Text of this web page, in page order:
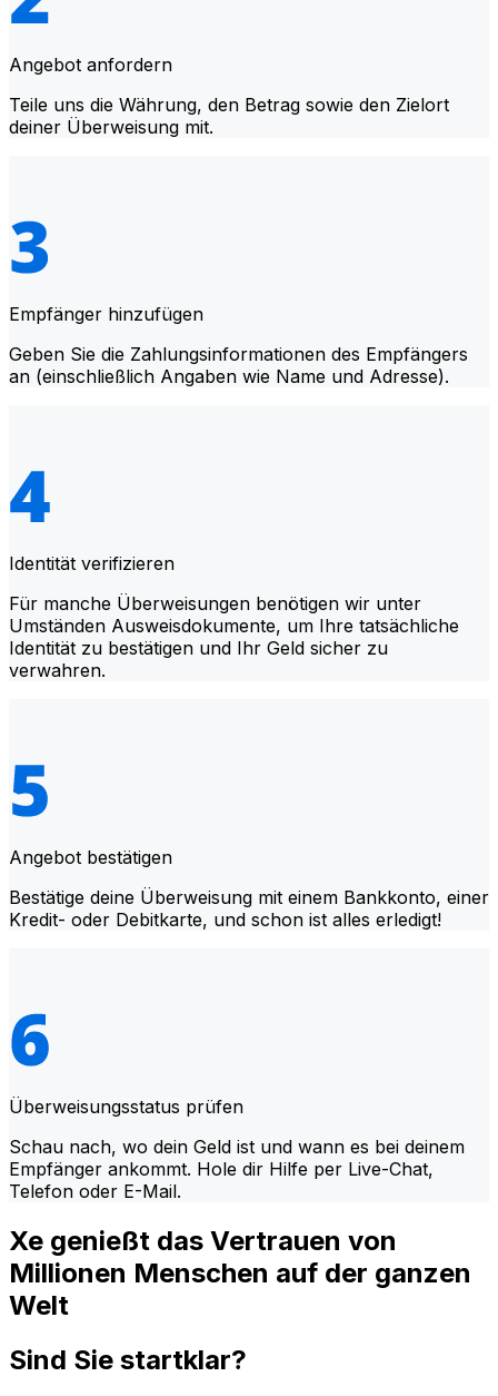
Angebot anfordern
Teile uns die Währung, den Betrag sowie den Zielort
deiner Überweisung mit.
Empfänger hinzufügen
Geben Sie die Zahlungsinformationen des Empfängers
an (einschließlich Angaben wie Name und Adresse).
Identität verifizieren
Für manche Überweisungen benötigen wir unter
Umständen Ausweisdokumente, um Ihre tatsächliche
Identität zu bestätigen und Ihr Geld sicher zu
verwahren.
Angebot bestätigen
Bestätige deine Überweisung mit einem Bankkonto, einer
Kredit- oder Debitkarte, und schon ist alles erledigt!
Überweisungsstatus prüfen
Schau nach, wo dein Geld ist und wann es bei deinem
Empfänger ankommt. Hole dir Hilfe per Live-Chat,
Telefon oder E-Mail.
Xe genießt das Vertrauen von
Millionen Menschen auf der ganzen
Welt
Sind Sie startklar?